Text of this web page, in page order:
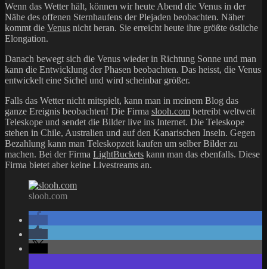
Wenn das Wetter hält, können wir heute Abend die Venus in der
Nähe des offenen Sternhaufens der Plejaden beobachten. Näher
kommt die Venus nicht heran. Sie erreicht heute ihre größte östliche
Elongation.
Danach bewegt sich die Venus wieder in Richtung Sonne und man
kann die Entwicklung der Phasen beobachten. Das heisst, die Venus
entwickelt eine Sichel und wird scheinbar größer.
Falls das Wetter nicht mitspielt, kann man in meinem Blog das
ganze Ereignis beobachten! Die Firma slooh.com betreibt weltweit
Teleskope und sendet die Bilder live ins Internet. Die Teleskope
stehen in Chile, Australien und auf den Kanarischen Inseln. Gegen
Bezahlung kann man Teleskopzeit kaufen um selber Bilder zu
machen. Bei der Firma LightBuckets kann man das ebenfalls. Diese
Firma bietet aber keine Livestreams an.
slooh.com